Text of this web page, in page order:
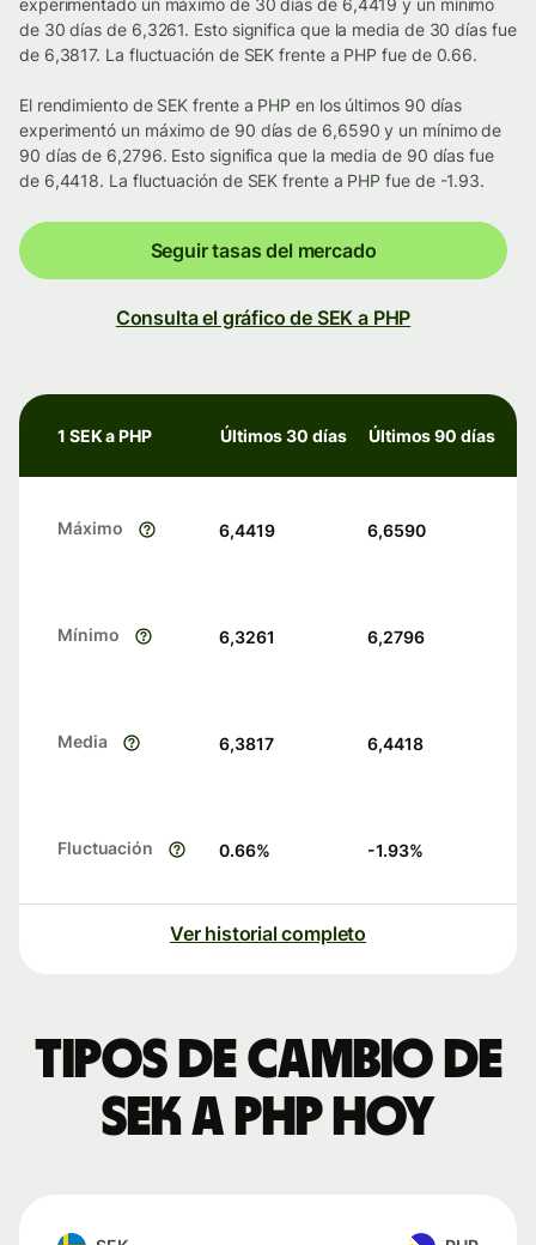
experimentado un máximo de 30 días de 6,4419 y un mínimo
de 30 días de 6,3261. Esto significa que la media de 30 días fue
de 6,3817. La fluctuación de SEK frente a PHP fue de 0.66.
El rendimiento de SEK frente a PHP en los últimos 90 días
experimentó un máximo de 90 días de 6,6590 y un mínimo de
90 días de 6,2796. Esto significa que la media de 90 días fue
de 6,4418. La fluctuación de SEK frente a PHP fue de -1.93.
Seguir tasas del mercado
Consulta el gráfico de SEK a PHP
1 SEK a PHP Últimos 30 días Últimos 90 días
Máximo 6,4419 6,6590
Mínimo 6,3261 6,2796
Media 6,3817 6,4418
Fluctuación 0.66% -1.93%
Ver historial completo
Tipos de cambio de
SEK a PHP hoy